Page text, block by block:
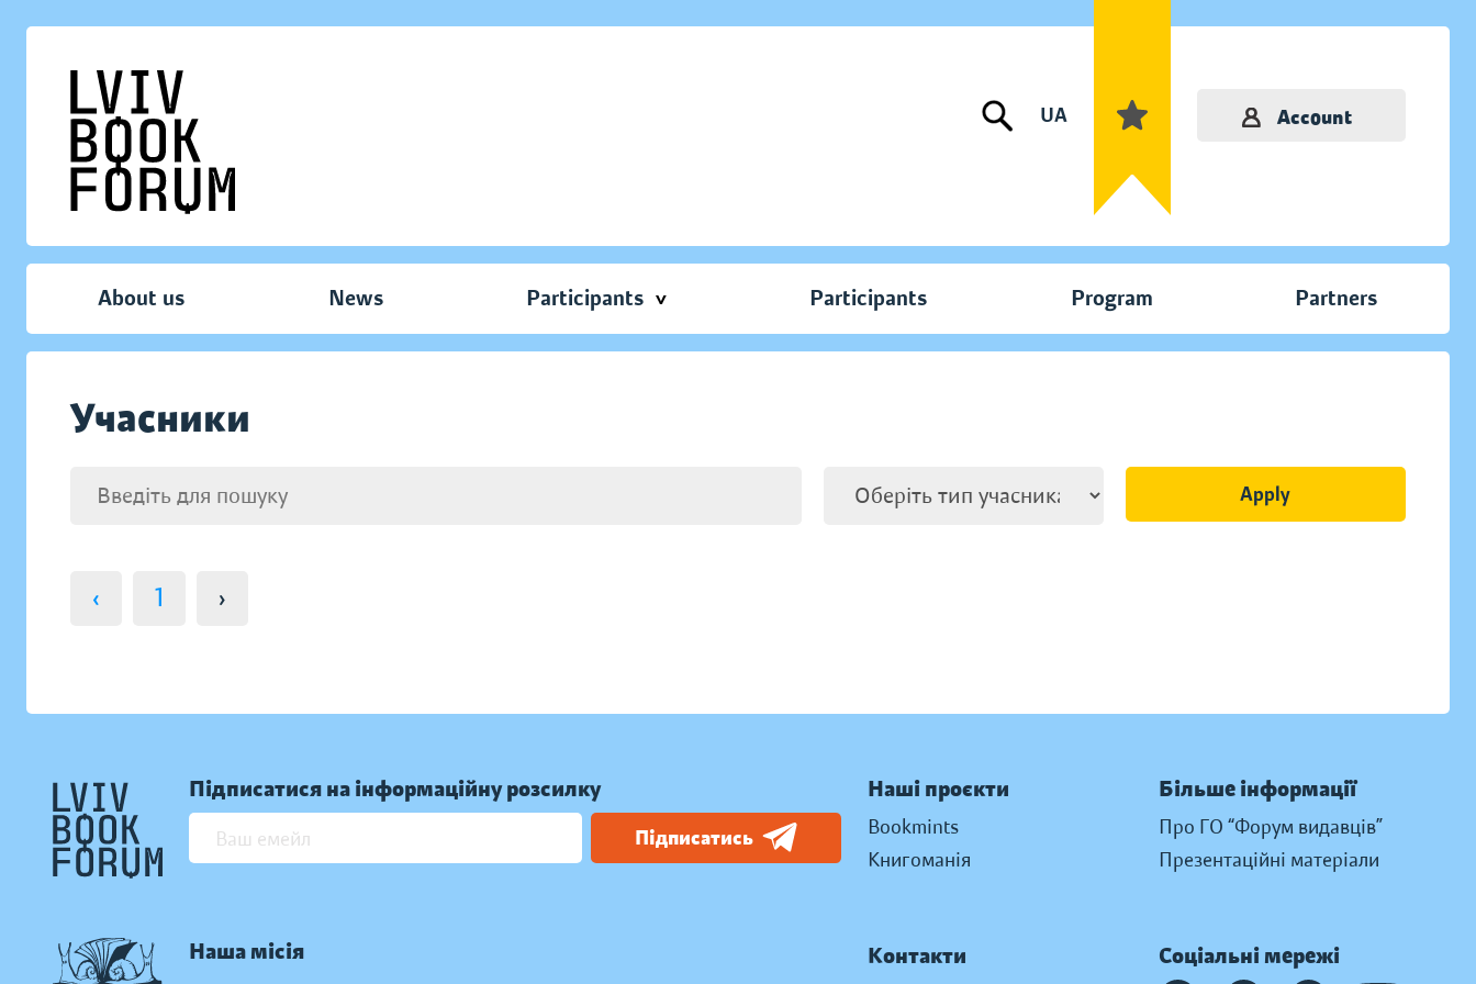
UA Account
About us News Participants Participants Program Partners
Учасники
Apply
‹ 1 ›
Підписатися на інформаційну розсилку
Підписатись
Наша місія
Наші проєкти
Bookmints
Книгоманія
Більше інформації
Про ГО “Форум видавців”
Презентаційні матеріали
Контакти Соціальні мережі